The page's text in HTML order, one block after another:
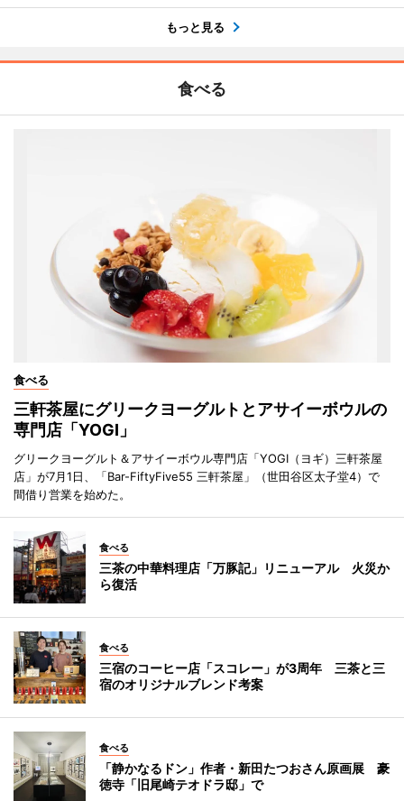
もっと見る
食べる
食べる
三軒茶屋にグリークヨーグルトとアサイーボウルの
専門店「YOGI」
グリークヨーグルト＆アサイーボウル専門店「YOGI（ヨギ）三軒茶屋
店」が7月1日、「Bar-FiftyFive55 三軒茶屋」（世田谷区太子堂4）で
間借り営業を始めた。
食べる
三茶の中華料理店「万豚記」リニューアル 火災か
ら復活
食べる
三宿のコーヒー店「スコレー」が3周年 三茶と三
宿のオリジナルブレンド考案
食べる
「静かなるドン」作者・新田たつおさん原画展 豪
徳寺「旧尾崎テオドラ邸」で